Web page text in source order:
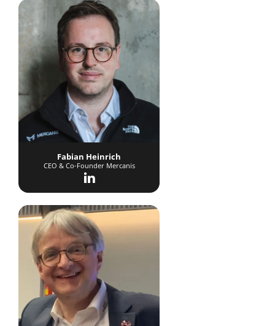
Fabian Heinrich
CEO & Co-Founder Mercanis